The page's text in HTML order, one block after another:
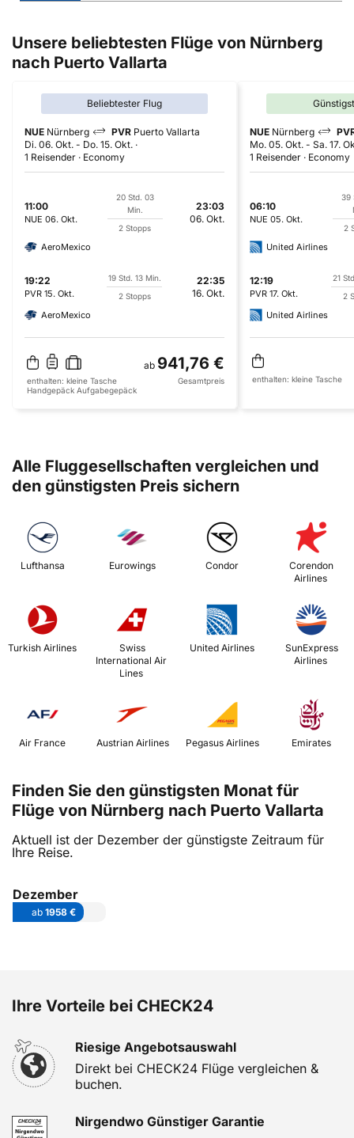
Unsere beliebtesten Flüge von Nürnberg
nach Puerto Vallarta
Beliebtester Flug
NUE Nürnberg PVR Puerto Vallarta
Di. 06. Okt. - Do. 15. Okt.
1 Reisender
Economy
11:00
NUE 06. Okt.
20 Std. 03
Min.
2 Stopps
23:03
06. Okt.
AeroMexico
19:22
PVR 15. Okt.
19 Std. 13 Min.
2 Stopps
22:35
16. Okt.
AeroMexico
ab 941,76 €
enthalten: kleine Tasche
Handgepäck Aufgabegepäck
Gesamtpreis
NUE Nürnberg
Mo. 05. Okt. - Sa. 17.
1 Reisender
Economy
06:10
NUE 05. Okt.
39
2
United Airlines
12:19
PVR 17. Okt.
21
2
United Airlines
enthalten: kleine Tasche
Alle Fluggesellschaften vergleichen und
den günstigsten Preis sichern
Lufthansa Eurowings Condor
Corendon
Airlines
Turkish Airlines
International Air
Lines
United Airlines
Airlines
Air France Austrian Airlines Emirates
Finden Sie den günstigsten Monat für
Flüge von Nürnberg nach Puerto Vallarta
Aktuell ist der Dezember der günstigste Zeitraum für
Ihre Reise.
Dezember
ab 1958 €
Ihre Vorteile bei CHECK24
Riesige Angebotsauswahl
Direkt bei CHECK24 Flüge vergleichen &
buchen.
Nirgendwo Günstiger Garantie